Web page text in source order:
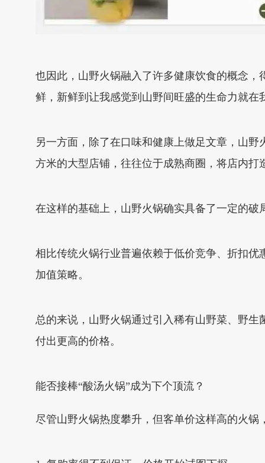
也因此，山野火锅融入了许多健康饮食的概念，
鲜，新鲜到让我感觉到山野间旺盛的生命力就在
另一方面，除了在口味和健康上做足文章，山野
方米的大型店铺，往往位于成熟商圈，将店内
在这样的基础上，山野火锅确实具备了一定的破
相比传统火锅行业普遍依赖于低价竞争、折扣
加值策略。
总的来说，山野火锅通过引入稀有山野菜、野
付出更高的价格。
能否接棒“酸汤火锅”成为下个顶流？
尽管山野火锅热度攀升，但客单价这样高的火